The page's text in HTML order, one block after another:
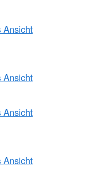
Ansicht
Ansicht
Ansicht
Ansicht